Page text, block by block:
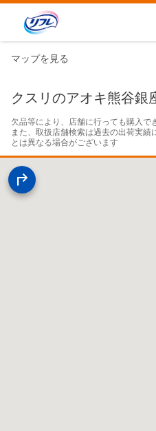
マップを見る
クスリのアオキ熊谷銀
欠品等により、店舗に行っても購入で
また、取扱店舗検索は過去の出荷実
とは異なる場合がございます